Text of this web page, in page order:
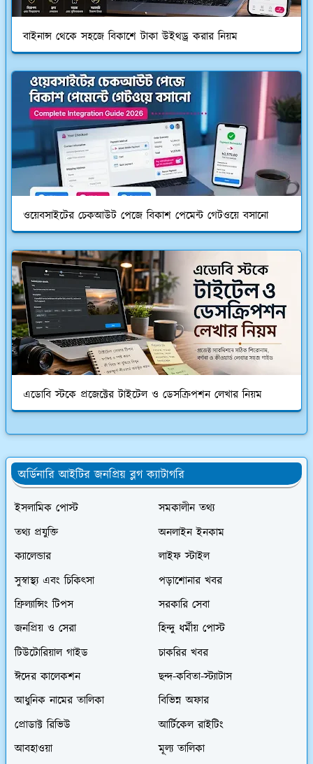
বাইনান্স থেকে সহজে বিকাশে টাকা উইথড্র করার নিয়ম
ওয়েবসাইটের চেকআউট পেজে বিকাশ পেমেন্ট গেটওয়ে বসানো
এডোবি স্টকে প্রজেক্টের টাইটেল ও ডেসক্রিপশন লেখার নিয়ম
অর্ডিনারি আইটির জনপ্রিয় ব্লগ ক্যাটাগরি
ইসলামিক পোস্ট
সমকালীন তথ্য
তথ্য প্রযুক্তি
অনলাইন ইনকাম
ক্যালেন্ডার
লাইফ স্টাইল
সুস্বাস্থ্য এবং চিকিৎসা
পড়াশোনার খবর
ফ্রিল্যান্সিং টিপস
সরকারি সেবা
জনপ্রিয় ও সেরা
হিন্দু ধর্মীয় পোস্ট
টিউটোরিয়াল গাইড
চাকরির খবর
ঈদের কালেকশন
ছন্দ-কবিতা-স্ট্যাটাস
আধুনিক নামের তালিকা
বিভিন্ন অফার
প্রোডাক্ট রিভিউ
আর্টিকেল রাইটিং
আবহাওয়া
মূল্য তালিকা